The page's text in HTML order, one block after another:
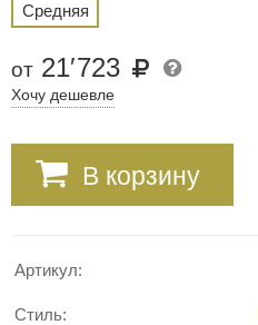
Средняя
от 21′723
Хочу дешевле
В корзину
Артикул:
Стиль: